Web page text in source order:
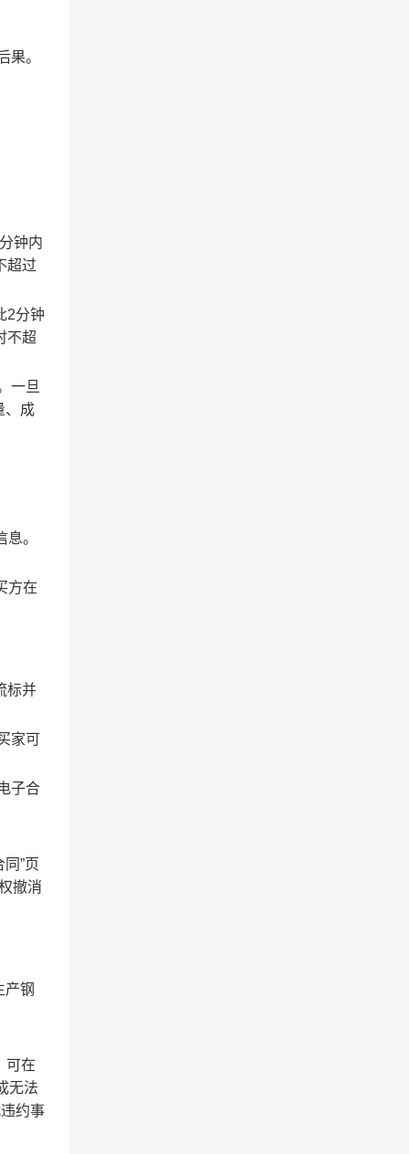
果。
钟内
超过
2分钟
不超
一旦
、成
。
方在
标并
家可
子合
”页
撤消
钢
可在
无法
约事